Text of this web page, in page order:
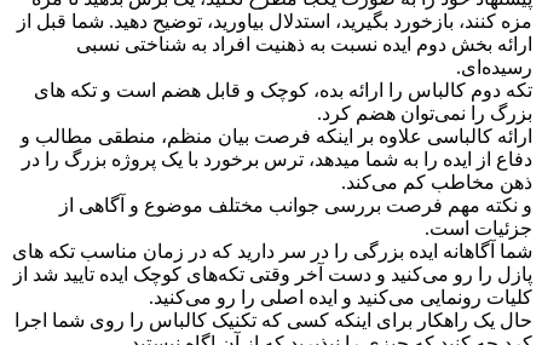
مزه کنند، بازخورد بگیرید، استدلال بیاورید، توضیح دهید. شما قبل از
ارائه بخش دوم ایده نسبت به ذهنیت افراد به شناختی نسبی
رسیده‌ای.
تکه دوم کالباس را ارائه بده، کوچک و قابل هضم است و تکه های
بزرگ را نمی‌توان هضم کرد.
ارائه کالباسی علاوه بر اینکه فرصت بیان منظم، منطقی مطالب و
دفاع از ایده را به شما میدهد، ترس برخورد با یک پروژه بزرگ را در
ذهن مخاطب کم می‌کند.
و نکته مهم فرصت بررسی جوانب مختلف موضوع و آگاهی از
جزئیات است.
شما آگاهانه ایده بزرگی را در سر دارید که در زمان مناسب تکه های
پازل را رو می‌کنید و دست آخر وقتی تکه‌های کوچک ایده تایید شد از
کلیات رونمایی می‌کنید و ایده اصلی را رو می‌کنید.
حال یک راهکار برای اینکه کسی که تکنیک کالباس را روی شما اجرا